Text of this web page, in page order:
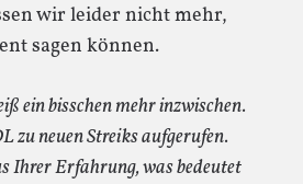
wir leider nicht mehr,
sagen können.
ein bisschen mehr inzwischen.
zu neuen Streiks aufgerufen.
Ihrer Erfahrung, was bedeutet